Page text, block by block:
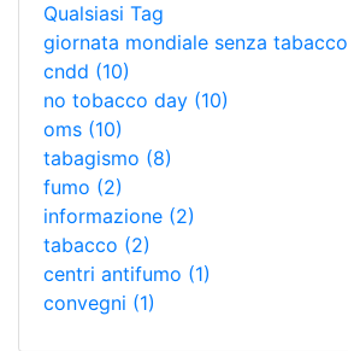
Qualsiasi Tag
giornata mondiale senza tabacco
cndd (10)
no tobacco day (10)
oms (10)
tabagismo (8)
fumo (2)
informazione (2)
tabacco (2)
centri antifumo (1)
convegni (1)